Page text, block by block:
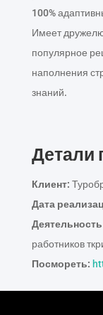
100%
Имеет
популярное
наполнения
знаний.
Детали
Клиент:
Дата
работников
Посмореть: